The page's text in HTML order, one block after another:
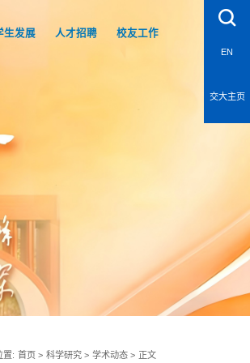
生发展 人才招聘 校友工作
EN
交大主页
置: 首页 > 科学研究 > 学术动态 > 正文